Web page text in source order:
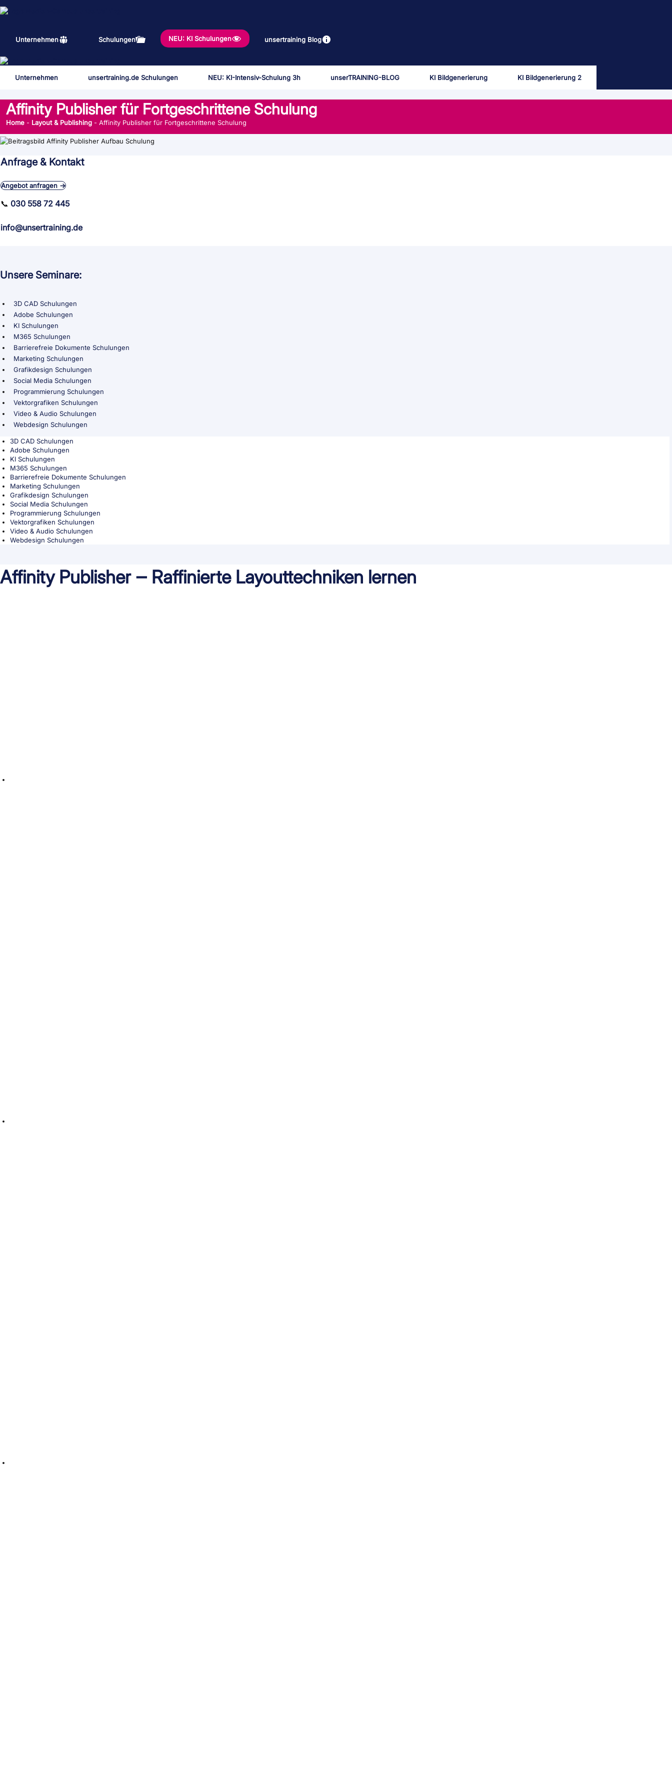
Inhalt
Unternehmen Schulungen NEU: KI Schulungen unsertraining Blog
Unternehmen unsertraining.de Schulungen NEU: KI-Intensiv-Schulung 3h unserTRAINING-BLOG KI Bildgenerierung KI Bildgenerierung 2
Affinity Publisher für Fortgeschrittene Schulung
Home - Layout & Publishing - Affinity Publisher für Fortgeschrittene Schulung
Anfrage & Kontakt
Angebot anfragen →
📞 030 558 72 445
info@unsertraining.de
Unsere Seminare:
3D CAD Schulungen
Adobe Schulungen
KI Schulungen
M365 Schulungen
Barrierefreie Dokumente Schulungen
Marketing Schulungen
Grafikdesign Schulungen
Social Media Schulungen
Programmierung Schulungen
Vektorgrafiken Schulungen
Video & Audio Schulungen
Webdesign Schulungen
3D CAD Schulungen
Adobe Schulungen
KI Schulungen
M365 Schulungen
Barrierefreie Dokumente Schulungen
Marketing Schulungen
Grafikdesign Schulungen
Social Media Schulungen
Programmierung Schulungen
Vektorgrafiken Schulungen
Video & Audio Schulungen
Webdesign Schulungen
Affinity Publisher ‒ Raffinierte Layouttechniken lernen